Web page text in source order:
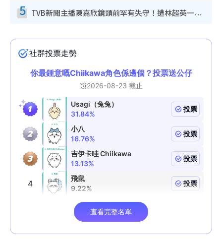
5 TVB新聞主播陳嘉欣鏡頭前罕有失守！遭林超英一句說話突襲嚇親當場大笑